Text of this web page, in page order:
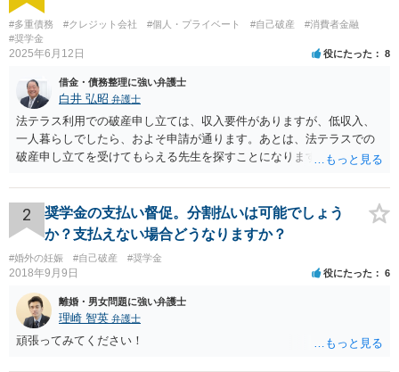
#多重債務 #クレジット会社 #個人・プライベート #自己破産
#消費者金融
#奨学金
2025年6月12日 役にたった 8
借金・債務整理に強い弁護士
白井 弘昭 弁護士
法テラス利用での破産申し立ては、収入要件がありますが、低収入、
一人暮らしでしたら、およそ申請が通ります。あとは、法テラスでの
破産申し立てを受けてもらえる先生を探すことになります。 また、法
替えてくれます。申立資料がそろっていれば、速やかに申立てが可能
だと思いますので、収入要件を検討の上、法テラスで破産申し立て可
能な弁護士を探してみてください。
2
奨学金の支払い督促。分割払いは可能でしょう
か？支払えない場合どうなりますか？
#婚外の妊娠 #自己破産 #奨学金
2018年9月9日 役にたった 6
離婚・男女問題に強い弁護士
理崎 智英 弁護士
頑張ってみてください！